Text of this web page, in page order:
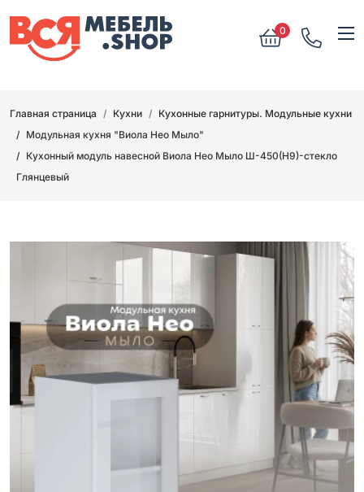
0
Главная страница Кухни
Кухонные гарнитуры. Модульные кухни
Модульная кухня "Виола Нео Мыло"
Кухонный модуль навесной Виола Нео Мыло Ш-450(Н9)-стекло
Глянцевый